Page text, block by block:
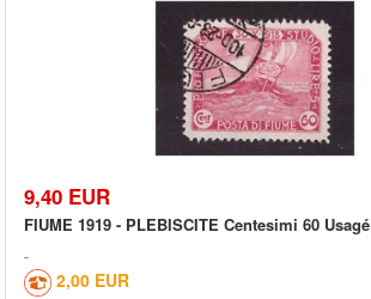
9,40 EUR
FIUME 1919 - PLEBISCITE Centesimi 60 Usagé
2,00 EUR